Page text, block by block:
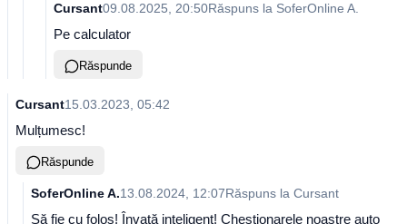
Cursant09.08.2025, 20:50Răspuns la SoferOnline A.
Pe calculator
Răspunde
Cursant15.03.2023, 05:42
Mulțumesc!
Răspunde
SoferOnline A.13.08.2024, 12:07Răspuns la Cursant
Să fie cu folos! Învață inteligent! Chestionarele noastre auto